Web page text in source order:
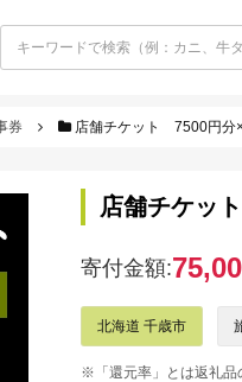
券 店舗チケット 7500円分
店舗チケッ
寄付金額:
北海道 千歳市
※「還元率」とは返礼品